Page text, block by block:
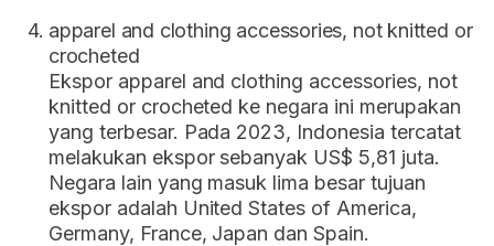
apparel and clothing accessories, not knitted or
crocheted
Ekspor apparel and clothing accessories, not
knitted or crocheted ke negara ini merupakan
yang terbesar. Pada 2023, Indonesia tercatat
melakukan ekspor sebanyak US$ 5,81 juta.
Negara lain yang masuk lima besar tujuan
ekspor adalah United States of America,
Germany, France, Japan dan Spain.